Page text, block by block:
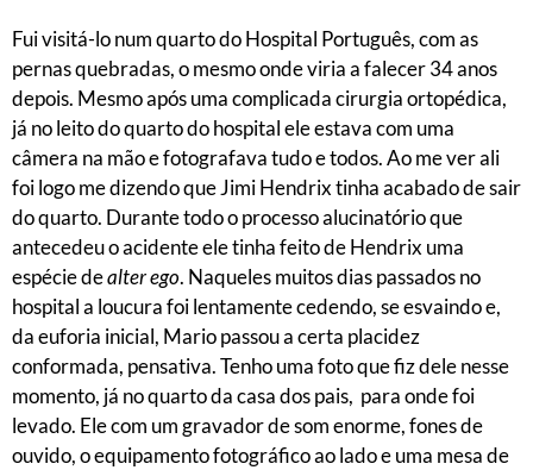
Fui visitá-lo num quarto do Hospital Português, com as
pernas quebradas, o mesmo onde viria a falecer 34 anos
depois. Mesmo após uma complicada cirurgia ortopédica,
já no leito do quarto do hospital ele estava com uma
câmera na mão e fotografava tudo e todos. Ao me ver ali
foi logo me dizendo que Jimi Hendrix tinha acabado de sair
do quarto. Durante todo o processo alucinatório que
antecedeu o acidente ele tinha feito de Hendrix uma
espécie dealter ego. Naqueles muitos dias passados no
hospital a loucura foi lentamente cedendo, se esvaindo e,
da euforia inicial, Mario passou a certa placidez
conformada, pensativa. Tenho uma foto que fiz dele nesse
momento, já no quarto da casa dos pais, para onde foi
levado. Ele com um gravador de som enorme, fones de
ouvido, o equipamento fotográfico ao lado e uma mesa de